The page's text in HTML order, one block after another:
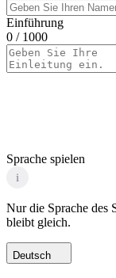
Einführung
0 / 1000
Sprache spielen
i
Nur die Sprache des
bleibt gleich.
Deutsch